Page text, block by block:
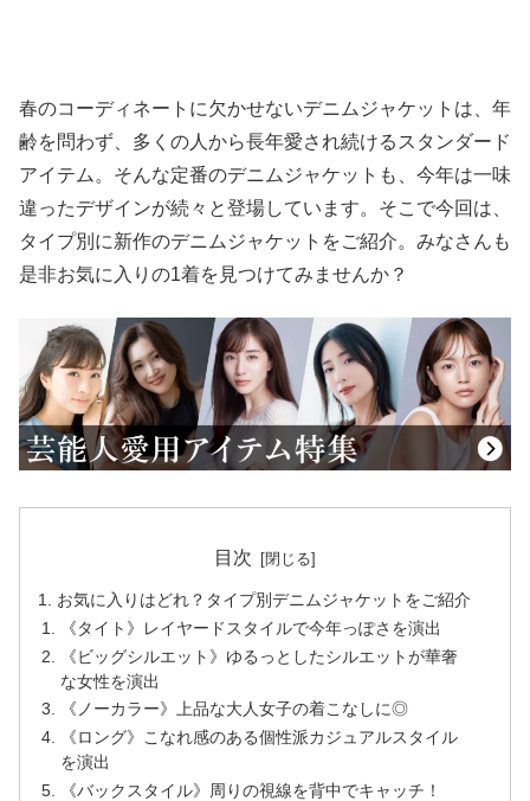
春のコーディネートに欠かせないデニムジャケットは、年
齢を問わず、多くの人から長年愛され続けるスタンダード
アイテム。そんな定番のデニムジャケットも、今年は一味
違ったデザインが続々と登場しています。そこで今回は、
タイプ別に新作のデニムジャケットをご紹介。みなさんも
是非お気に入りの1着を見つけてみませんか？
目次
お気に入りはどれ？タイプ別デニムジャケットをご紹介
《タイト》レイヤードスタイルで今年っぽさを演出
《ビッグシルエット》ゆるっとしたシルエットが華奢
な女性を演出
《ノーカラー》上品な大人女子の着こなしに◎
《ロング》こなれ感のある個性派カジュアルスタイル
を演出
《バックスタイル》周りの視線を背中でキャッチ！